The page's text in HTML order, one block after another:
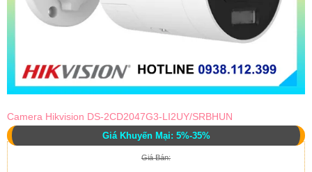
Camera Hikvision DS-2CD2047G3-LI2UY/SRBHUN
Giá Khuyến Mại: 5%-35%
Giá Bán: